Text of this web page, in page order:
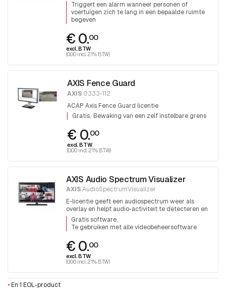
Triggert een alarm wanneer personen of
voertuigen zich te lang in een bepaalde ruimte
begeven
€ 0.00
excl. BTW
(0.00 incl. 21% BTW)
AXIS Fence Guard
AXIS 0333-112
ACAP Axis Fence Guard licentie
Gratis Bewaking van een zelf instelbare grens
€ 0.00
excl. BTW
(0.00 incl. 21% BTW)
AXIS Audio Spectrum Visualizer
AXISAudioSpectrumVisualizer
E-licentie geeft een audiospectrum weer als
overlay en helpt audio-activiteit te detecteren en
te bepalen bij het gelijktijdig bewaken van
meerdere scènes.
Gratis software
Te gebruiken met alle videobeheersoftware
€ 0.00
excl. BTW
(0.00 incl. 21% BTW)
• En 1 EOL-product